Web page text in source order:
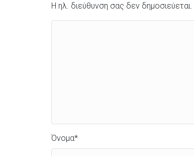
Η ηλ. διεύθυνση σας δεν δημοσιεύεται.
Όνομα*